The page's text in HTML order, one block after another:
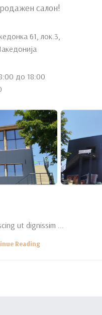
салон!
61, лок.3,
до 18:00
inspiration
0
ut dignissim ...
Reading